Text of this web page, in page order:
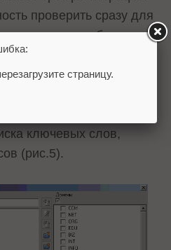
проверить сразу для
из них свободны в
ключевых слов,
(рис.5).
страницу.